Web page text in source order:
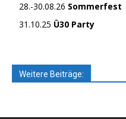
28.-30.08.26 Sommerfest
31.10.25 Ü30 Party
Weitere Beiträge: